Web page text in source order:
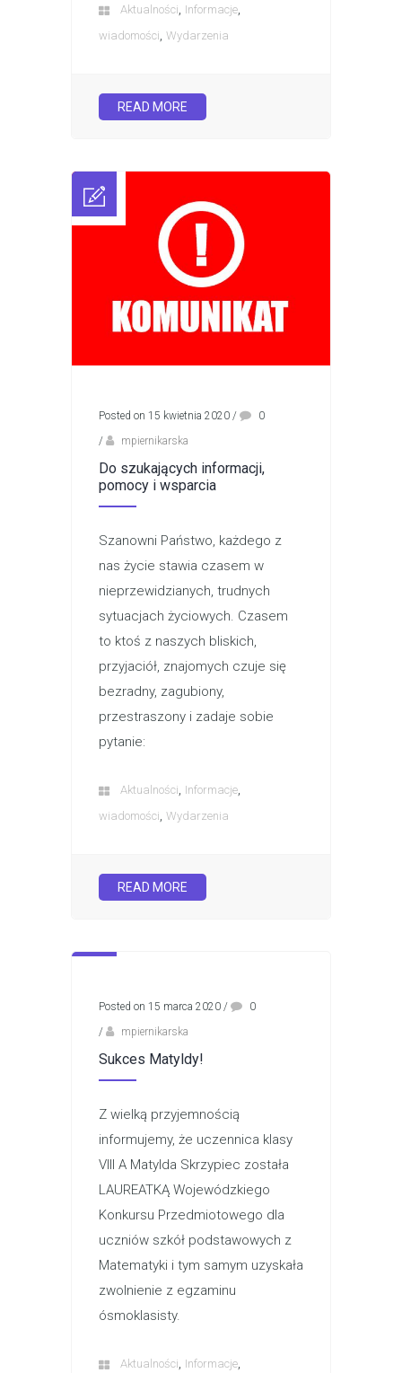
Aktualności, Informacje,
wiadomości, Wydarzenia
READ MORE
Posted on 15 kwietnia 2020 /
0
/
mpiernikarska
Do szukających informacji,
pomocy i wsparcia
Szanowni Państwo, każdego z
nas życie stawia czasem w
nieprzewidzianych, trudnych
sytuacjach życiowych. Czasem
to ktoś z naszych bliskich,
przyjaciół, znajomych czuje się
bezradny, zagubiony,
przestraszony i zadaje sobie
pytanie:
Aktualności, Informacje,
wiadomości, Wydarzenia
READ MORE
Posted on 15 marca 2020 /
0
/
mpiernikarska
Sukces Matyldy!
Z wielką przyjemnością
informujemy, że uczennica klasy
VIII A Matylda Skrzypiec została
LAUREATKĄ Wojewódzkiego
Konkursu Przedmiotowego dla
uczniów szkół podstawowych z
Matematyki i tym samym uzyskała
zwolnienie z egzaminu
ósmoklasisty.
Aktualności, Informacje,